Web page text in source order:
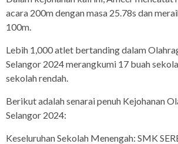
acara 200m dengan masa 25.78s dan
100m.
Lebih 1,000 atlet bertanding dalam
Selangor 2024 merangkumi 17 buah
sekolah rendah.
Berikut adalah senarai penuh Kejohanan
Selangor 2024:
Keseluruhan Sekolah Menengah: SMK